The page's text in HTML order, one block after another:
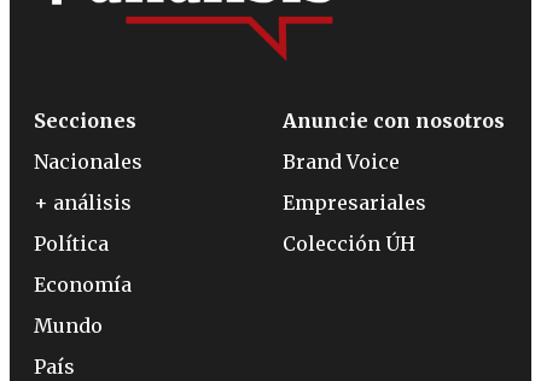
Secciones
Nacionales
+ análisis
Política
Economía
Mundo
País
Anuncie con nosotros
Brand Voice
Empresariales
Colección ÚH